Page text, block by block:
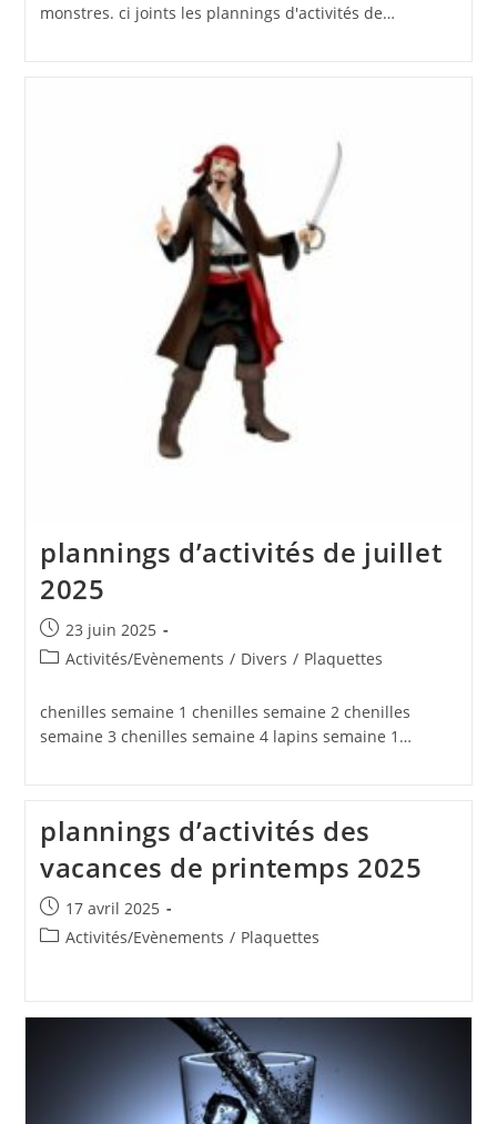
monstres. ci joints les plannings d'activités de…
plannings d’activités de juillet
2025
Publication
publiée :
23 juin 2025
PostActivités/Evènements / Divers / Plaquettes
chenilles semaine 1 chenilles semaine 2 chenilles
semaine 3 chenilles semaine 4 lapins semaine 1…
plannings d’activités des
vacances de printemps 2025
Publication
publiée :
17 avril 2025
PostActivités/Evènements / Plaquettes